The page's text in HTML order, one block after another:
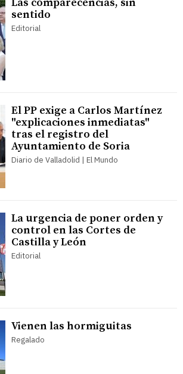
sentido
Editorial
El PP exige a Carlos Martínez
"explicaciones inmediatas"
tras el registro del
Ayuntamiento de Soria
Diario de Valladolid | El Mundo
La urgencia de poner orden y
control en las Cortes de
Castilla y León
Editorial
Vienen las hormiguitas
Regalado